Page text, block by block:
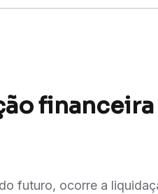
financeira
futuro, ocorre a